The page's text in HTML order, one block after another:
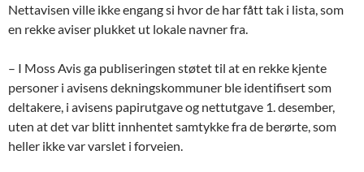
Nettavisen ville ikke engang si hvor de har fått tak i lista, som
en rekke aviser plukket ut lokale navner fra.
– I Moss Avis ga publiseringen støtet til at en rekke kjente
personer i avisens dekningskommuner ble identifisert som
deltakere, i avisens papirutgave og nettutgave 1. desember,
uten at det var blitt innhentet samtykke fra de berørte, som
heller ikke var varslet i forveien.